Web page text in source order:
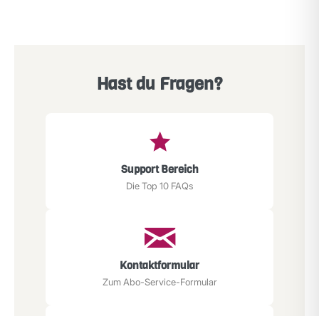
Hast du Fragen?
Support Bereich
Die Top 10 FAQs
Kontaktformular
Zum Abo-Service-Formular